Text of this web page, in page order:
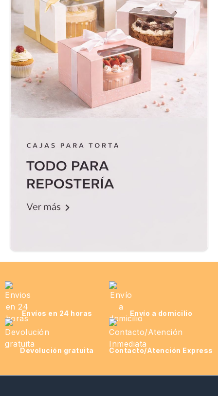
Envíos en 24 horas Envío a domicilio
Devolución gratuita Contacto/Atención Express